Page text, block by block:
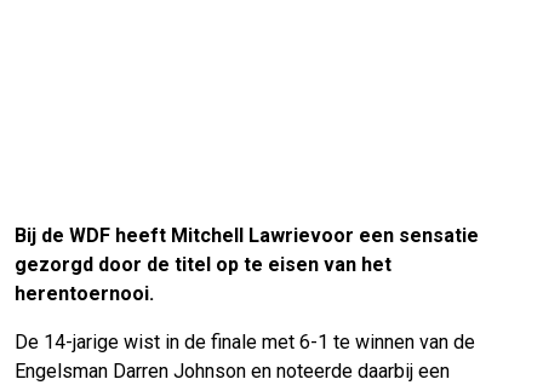
Bij de WDF heeft Mitchell Lawrievoor een sensatie
gezorgd door de titel op te eisen van het
herentoernooi.
De 14-jarige wist in de finale met 6-1 te winnen van de
Engelsman Darren Johnson en noteerde daarbij een